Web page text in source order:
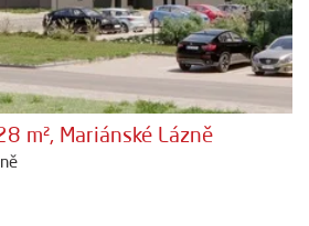
m², Mariánské Lázně